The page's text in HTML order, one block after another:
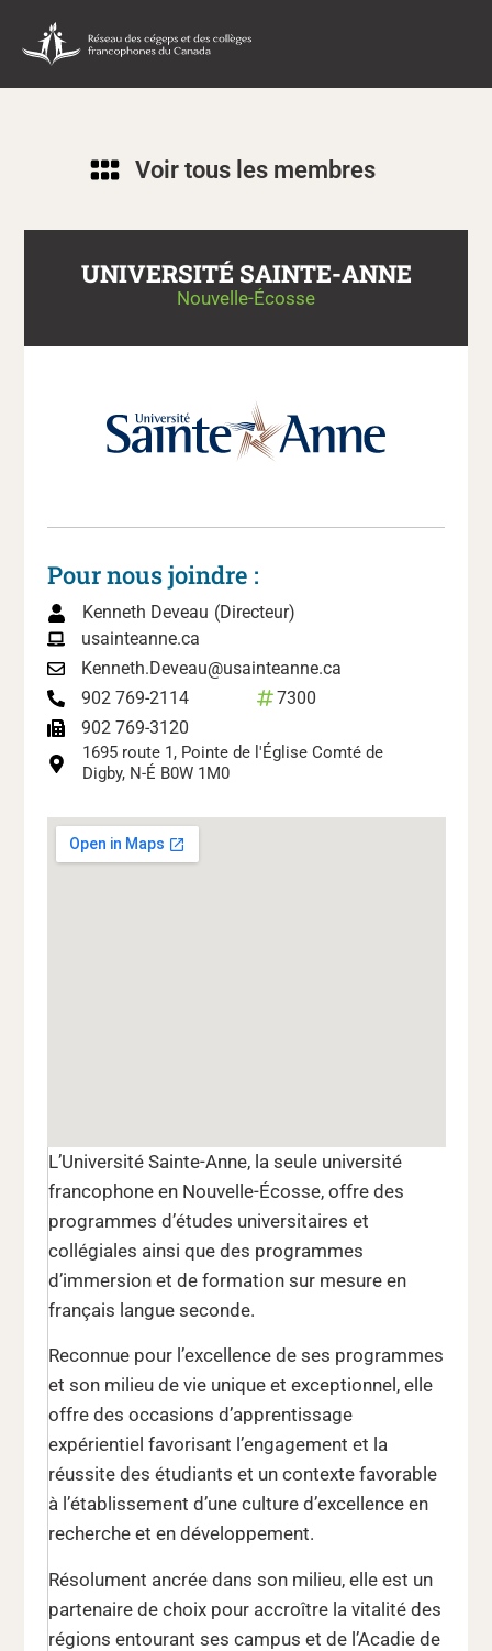
Voir tous les membres
UNIVERSITÉ SAINTE-ANNE
Nouvelle-Écosse
L’Université Sainte-Anne, la seule université
francophone en Nouvelle-Écosse, offre des
programmes d’études universitaires et
collégiales ainsi que des programmes
d’immersion et de formation sur mesure en
français langue seconde.
Reconnue pour l’excellence de ses programmes
et son milieu de vie unique et exceptionnel, elle
offre des occasions d’apprentissage
expérientiel favorisant l’engagement et la
réussite des étudiants et un contexte favorable
à l’établissement d’une culture d’excellence en
recherche et en développement.
Résolument ancrée dans son milieu, elle est un
partenaire de choix pour accroître la vitalité des
régions entourant ses campus et de l’Acadie de
Pour nous joindre :
Kenneth Deveau (Directeur)
usainteanne.ca
Kenneth.Deveau@usainteanne.ca
902 769-2114
7300
902 769-3120
1695 route 1, Pointe de l'Église Comté de
Digby, N-É B0W 1M0